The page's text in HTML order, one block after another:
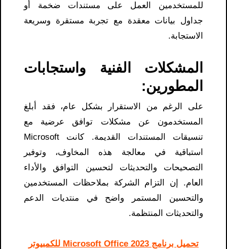
للمستخدمين العمل على مستندات ضخمة أو
جداول بيانات معقدة مع تجربة مستقرة وسريعة
الاستجابة.
المشكلات الفنية واستجابات
المطورين:
على الرغم من الاستقرار بشكل عام، فقد أبلغ
المستخدمون عن مشكلات توافق عرضية مع
تنسيقات المستندات القديمة. كانت Microsoft
استباقية في معالجة هذه المخاوف، وتوفير
التصحيحات والتحديثات لتحسين التوافق والأداء
العام. إن التزام الشركة بملاحظات المستخدمين
والتحسين المستمر واضح في منتديات الدعم
والتحديثات المنتظمة.
تحميل برنامج 2023 Microsoft Office للكمبيوتر